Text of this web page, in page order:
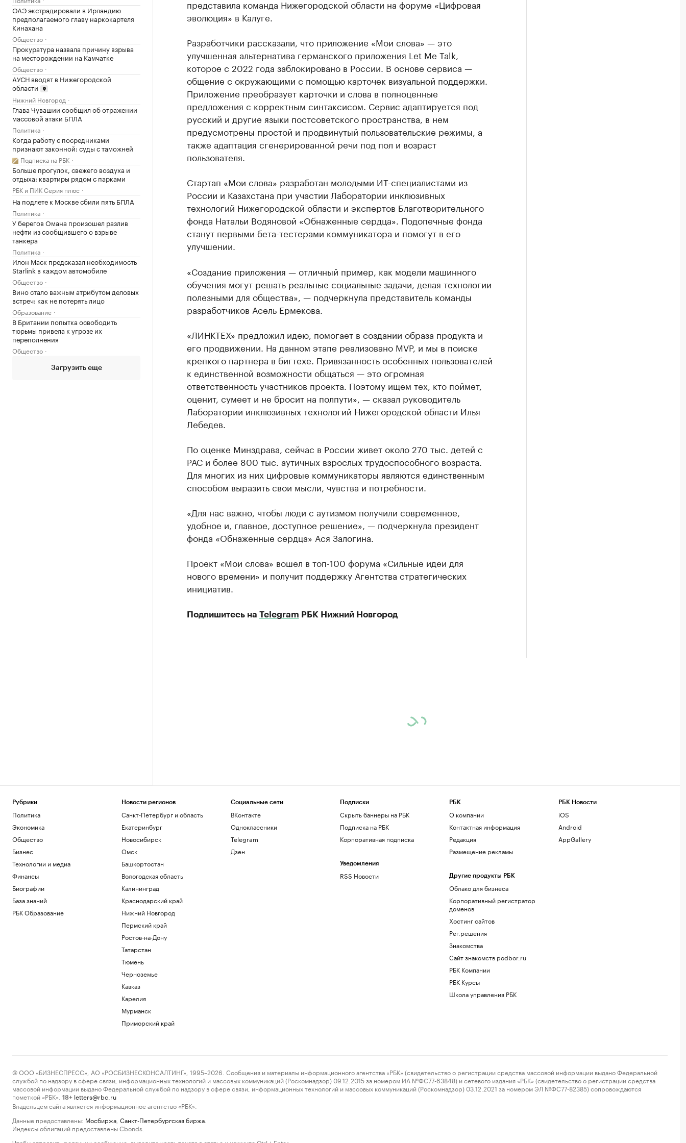
ОАЭ экстрадировали в Ирландию
предполагаемого главу наркокартеля
Кинахана
Общество
Прокуратура назвала причину взрыва
на месторождении на Камчатке
Общество
АУСН вводят в Нижегородской
области
Нижний Новгород
Глава Чувашии сообщил об отражении
массовой атаки БПЛА
Политика
Когда работу с посредниками
признают законной: суды с таможней
Подписка на РБК
Больше прогулок, свежего воздуха и
отдыха: квартиры рядом с парками
РБК и ПИК Серия плюс
На подлете к Москве сбили пять БПЛА
Политика
У берегов Омана произошел разлив
нефти из сообщившего о взрыве
танкера
Политика
Илон Маск предсказал необходимость
Starlink в каждом автомобиле
Общество
Вино стало важным атрибутом деловых
встреч: как не потерять лицо
Образование
В Британии попытка освободить
тюрьмы привела к угрозе их
переполнения
Общество
Загрузить еще
представила команда Нижегородской области на форуме «Цифровая
эволюция» в Калуге.
Разработчики рассказали, что приложение «Мои слова» — это
улучшенная альтернатива германского приложения Let Me Talk,
которое с 2022 года заблокировано в России. В основе сервиса —
общение с окружающими с помощью карточек визуальной поддержки.
Приложение преобразует карточки и слова в полноценные
предложения с корректным синтаксисом. Сервис адаптируется под
русский и другие языки постсоветского пространства, в нем
предусмотрены простой и продвинутый пользовательские режимы, а
также адаптация сгенерированной речи под пол и возраст
пользователя.
Стартап «Мои слова» разработан молодыми ИТ-специалистами из
России и Казахстана при участии Лаборатории инклюзивных
технологий Нижегородской области и экспертов Благотворительного
фонда Натальи Водяновой «Обнаженные сердца». Подопечные фонда
станут первыми бета-тестерами коммуникатора и помогут в его
улучшении.
«Создание приложения — отличный пример, как модели машинного
обучения могут решать реальные социальные задачи, делая технологии
полезными для общества», — подчеркнула представитель команды
разработчиков Асель Ермекова.
«ЛИНКТЕХ» предложил идею, помогает в создании образа продукта и
его продвижении. На данном этапе реализовано MVP, и мы в поиске
крепкого партнера в бигтехе. Привязанность особенных пользователей
к единственной возможности общаться — это огромная
ответственность участников проекта. Поэтому ищем тех, кто поймет,
оценит, сумеет и не бросит на полпути», — сказал руководитель
Лаборатории инклюзивных технологий Нижегородской области Илья
Лебедев.
По оценке Минздрава, сейчас в России живет около 270 тыс. детей с
РАС и более 800 тыс. аутичных взрослых трудоспособного возраста.
Для многих из них цифровые коммуникаторы являются единственным
способом выразить свои мысли, чувства и потребности.
«Для нас важно, чтобы люди с аутизмом получили современное,
удобное и, главное, доступное решение», — подчеркнула президент
фонда «Обнаженные сердца» Ася Залогина.
Проект «Мои слова» вошел в топ-100 форума «Сильные идеи для
нового времени» и получит поддержку Агентства стратегических
инициатив.
Подпишитесь на Telegram РБК Нижний Новгород
Рубрики
Политика
Экономика
Общество
Бизнес
Технологии и медиа
Финансы
Биографии
База знаний
РБК Образование
Новости регионов
Санкт-Петербург и область
Екатеринбург
Новосибирск
Омск
Башкортостан
Вологодская область
Калининград
Краснодарский край
Нижний Новгород
Пермский край
Ростов-на-Дону
Татарстан
Тюмень
Черноземье
Кавказ
Карелия
Мурманск
Приморский край
Социальные сети
ВКонтакте
Одноклассники
Telegram
Дзен
Подписки
Скрыть баннеры на РБК
Подписка на РБК
Корпоративная подписка
Уведомления
RSS Новости
РБК
О компании
Контактная информация
Редакция
Размещение рекламы
Другие продукты РБК
Облако для бизнеса
Корпоративный регистратор
доменов
Хостинг сайтов
Рег.решения
Знакомства
Сайт знакомств podbor.ru
РБК Компании
РБК Курсы
Школа управления РБК
РБК Новости
iOS
Android
AppGallery
© ООО «БИЗНЕСПРЕСС», АО «РОСБИЗНЕСКОНСАЛТИНГ», 1995–2026. Сообщения и материалы информационного агентства «РБК» (свидетельство о регистрации средства массовой информации выдано Федеральной
службой по надзору в сфере связи, информационных технологий и массовых коммуникаций (Роскомнадзор) 09.12.2015 за номером ИА №ФС77-63848) и сетевого издания «РБК» (свидетельство о регистрации средства
массовой информации выдано Федеральной службой по надзору в сфере связи, информационных технологий и массовых коммуникаций (Роскомнадзор) 03.12.2021 за номером ЭЛ №ФС77-82385) сопровождаются
пометкой «РБК».
18+ letters@rbc.ru
Владельцем сайта является информационное агентство «РБК».
Данные предоставлены: Мосбиржа Санкт-Петербургская биржа
Индексы облигаций предоставлены Cbonds.